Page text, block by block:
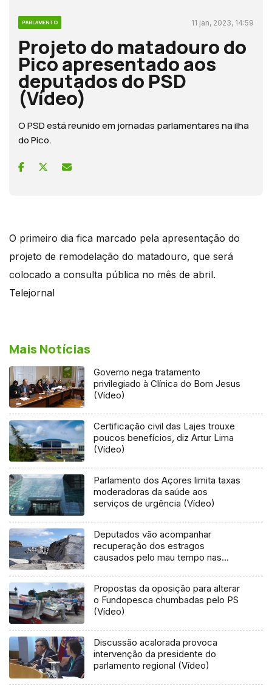
PARLAMENTO 11 jan, 2023, 14:59
Projeto do matadouro do
Pico apresentado aos
deputados do PSD
(Vídeo)
O PSD está reunido em jornadas parlamentares na ilha
do Pico.
O primeiro dia fica marcado pela apresentação do
projeto de remodelação do matadouro, que será
colocado a consulta pública no mês de abril.
Telejornal
Mais Notícias
Governo nega tratamento
privilegiado à Clínica do Bom Jesus
(Vídeo)
Certificação civil das Lajes trouxe
poucos benefícios, diz Artur Lima
(Vídeo)
Parlamento dos Açores limita taxas
moderadoras da saúde aos
serviços de urgência (Vídeo)
Deputados vão acompanhar
recuperação dos estragos
causados pelo mau tempo nas
Propostas da oposição para alterar
o Fundopesca chumbadas pelo PS
(Vídeo)
Discussão acalorada provoca
intervenção da presidente do
parlamento regional (Vídeo)